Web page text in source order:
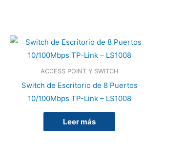
ACCESS POINT Y SWITCH
Switch de Escritorio de 8 Puertos
10/100Mbps TP-Link – LS1008
Leer más